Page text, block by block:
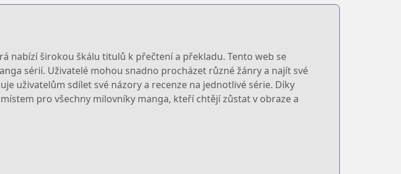
nabízí širokou škálu titulů k přečtení a překladu. Tento web se
sérií. Uživatelé mohou snadno procházet různé žánry a najít své
uživatelům sdílet své názory a recenze na jednotlivé série. Díky
pro všechny milovníky manga, kteří chtějí zůstat v obraze a